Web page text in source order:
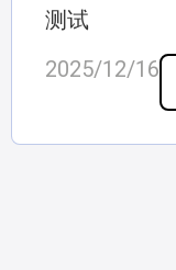
测试
2025/12/16